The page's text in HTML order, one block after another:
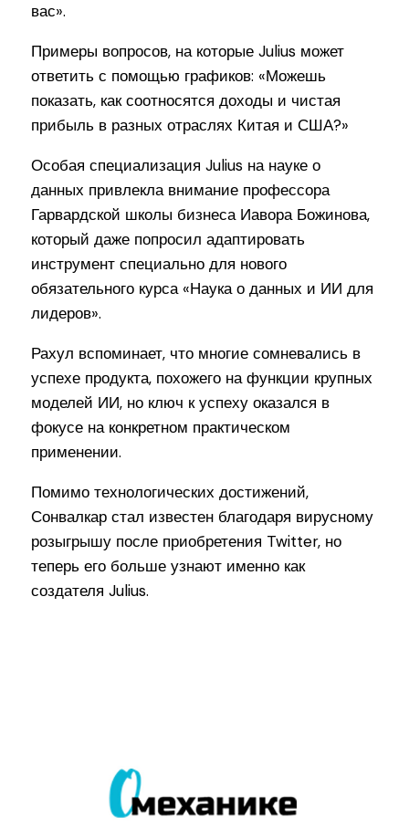
вас».
Примеры вопросов, на которые Julius может
ответить с помощью графиков: «Можешь
показать, как соотносятся доходы и чистая
прибыль в разных отраслях Китая и США?»
Особая специализация Julius на науке о
данных привлекла внимание профессора
Гарвардской школы бизнеса Иавора Божинова,
который даже попросил адаптировать
инструмент специально для нового
обязательного курса «Наука о данных и ИИ для
лидеров».
Рахул вспоминает, что многие сомневались в
успехе продукта, похожего на функции крупных
моделей ИИ, но ключ к успеху оказался в
фокусе на конкретном практическом
применении.
Помимо технологических достижений,
Сонвалкар стал известен благодаря вирусному
розыгрышу после приобретения Twitter, но
теперь его больше узнают именно как
создателя Julius.